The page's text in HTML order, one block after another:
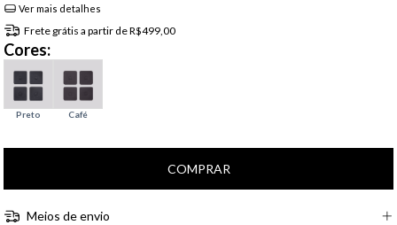
Ver mais detalhes
Frete grátis a partir deR$499,00
Cores:
Meios de envio